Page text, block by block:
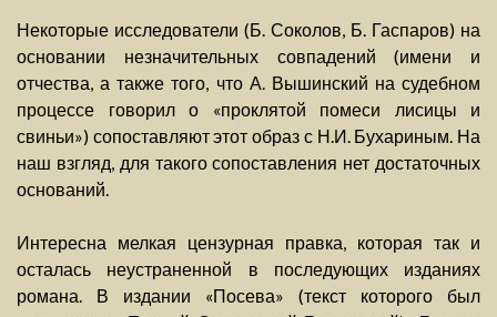
Некоторые исследователи (Б. Соколов, Б. Гаспаров) на
основании незначительных совпадений (имени и
отчества, а также того, что А. Вышинский на судебном
процессе говорил о «проклятой помеси лисицы и
свиньи») сопоставляют этот образ с Н.И. Бухариным. На
наш взгляд, для такого сопоставления нет достаточных
оснований.
Интересна мелкая цензурная правка, которая так и
осталась неустраненной в последующих изданиях
романа. В издании «Посева» (текст которого был